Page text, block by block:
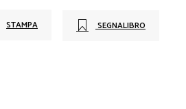
STAMPA SEGNALIBRO